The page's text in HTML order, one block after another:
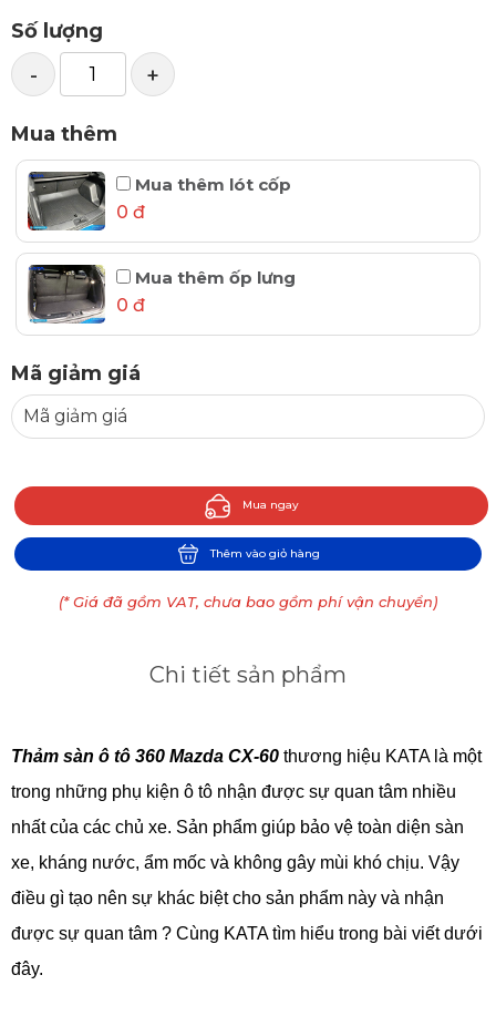
Số lượng
- +
Mua thêm
Mua thêm lót cốp
0 đ
Mua thêm ốp lưng
0 đ
Mã giảm giá
Mua ngay
Thêm vào giỏ hàng
(* Giá đã gồm VAT, chưa bao gồm phí vận chuyển)
Chi tiết sản phẩm
Thảm sàn ô tô 360 Mazda CX-60 thương hiệu KATA là một
trong những phụ kiện ô tô nhận được sự quan tâm nhiều
nhất của các chủ xe. Sản phẩm giúp bảo vệ toàn diện sàn
xe, kháng nước, ẩm mốc và không gây mùi khó chịu. Vậy
điều gì tạo nên sự khác biệt cho sản phẩm này và nhận
được sự quan tâm ? Cùng KATA tìm hiểu trong bài viết dưới
đây.